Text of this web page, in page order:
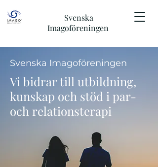
Svenska
Imagoföreningen
Svenska Imagoföreningen
Vi bidrar till utbildning,
kunskap och stöd i par-
och relationsterapi